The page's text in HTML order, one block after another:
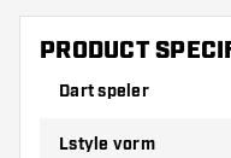
de hand hebt.
door gebruik.
PRODUCT
Dart speler
Lstyle vorm